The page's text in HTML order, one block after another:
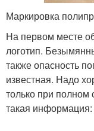
Маркировка
На первом месте
логотип.
также опасность
известная. Надо
только при полном
такая информация: